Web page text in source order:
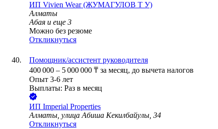
ИП Vivien Wear (ЖУМАГУЛОВ Т У)
Алматы
Абая и еще 3
Можно без резюме
Откликнуться
Помощник/ассистент руководителя
400 000 – 5 000 000 ₸ за месяц, до вычета налогов
Опыт 3-6 лет
Выплаты: Раз в месяц
ИП Imperial Properties
Алматы, улица Абиша Кекилбайулы, 34
Откликнуться